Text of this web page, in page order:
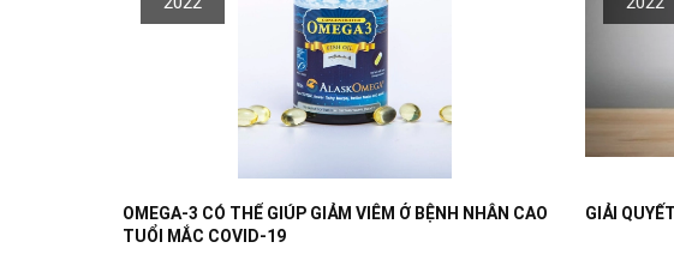
OMEGA-3 CÓ THỂ GIÚP GIẢM VIÊM Ở BỆNH NHÂN CAO
TUỔI MẮC COVID-19
GIẢI